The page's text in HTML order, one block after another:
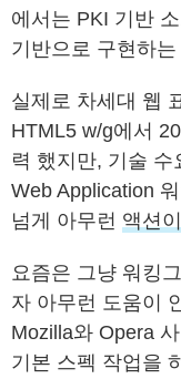
에서는 PKI 기반
기반으로 구현하
실제로 차세대 웹
HTML5 w/g에서
력 했지만, 기술
Web Application
넘게 아무런 액션
요즘은 그냥 워킹
자 아무런 도움이
Mozilla와 Opera
기본 스펙 작업을